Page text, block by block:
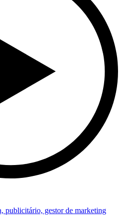
publicitário, gestor de marketing